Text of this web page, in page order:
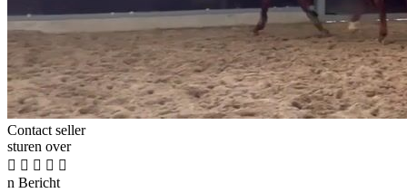
Contact seller
sturen over
    
n Bericht